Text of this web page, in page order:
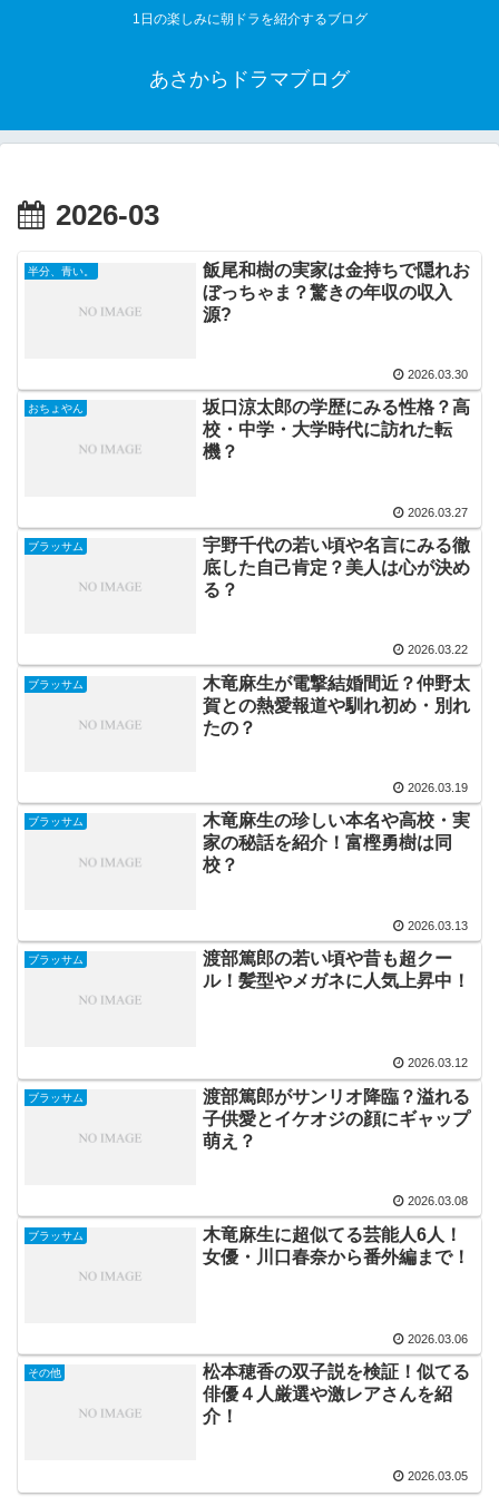
1日の楽しみに朝ドラを紹介するブログ
あさからドラマブログ
2026-03
半分、青い。
飯尾和樹の実家は金持ちで隠れお
ぼっちゃま？驚きの年収の収入
源?
2026.03.30
おちょやん
坂口涼太郎の学歴にみる性格？高
校・中学・大学時代に訪れた転
機？
2026.03.27
ブラッサム
宇野千代の若い頃や名言にみる徹
底した自己肯定？美人は心が決め
る？
2026.03.22
ブラッサム
木竜麻生が電撃結婚間近？仲野太
賀との熱愛報道や馴れ初め・別れ
たの？
2026.03.19
ブラッサム
木竜麻生の珍しい本名や高校・実
家の秘話を紹介！富樫勇樹は同
校？
2026.03.13
ブラッサム
渡部篤郎の若い頃や昔も超クー
ル！髪型やメガネに人気上昇中！
2026.03.12
ブラッサム
渡部篤郎がサンリオ降臨？溢れる
子供愛とイケオジの顔にギャップ
萌え？
2026.03.08
ブラッサム
木竜麻生に超似てる芸能人6人！
女優・川口春奈から番外編まで！
2026.03.06
その他
松本穂香の双子説を検証！似てる
俳優４人厳選や激レアさんを紹
介！
2026.03.05